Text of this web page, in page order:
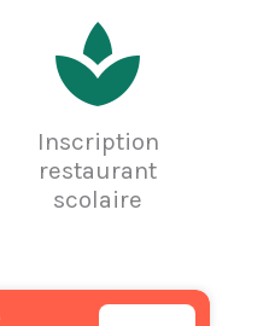
Inscription
restaurant
scolaire